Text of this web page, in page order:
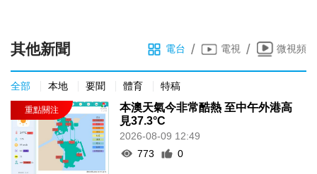
其他新聞 電台 / 電視 / 微視頻
全部 本地 要聞 體育 特稿
本澳天氣今非常酷熱 至中午外港高
見37.3°C
2026-08-09 12:49
773
0